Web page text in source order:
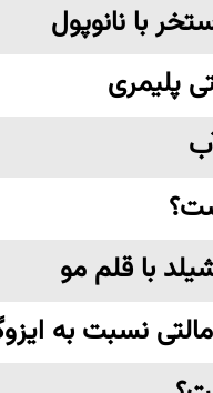
با نانوپول
پلیمری
با قلم مو
نسبت به